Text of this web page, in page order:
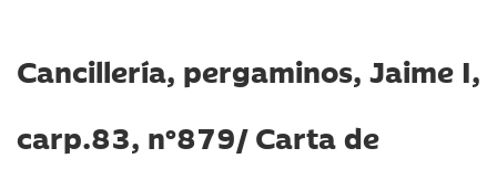
Cancillería, pergaminos, Jaime I,
carp.83, nº879/ Carta de